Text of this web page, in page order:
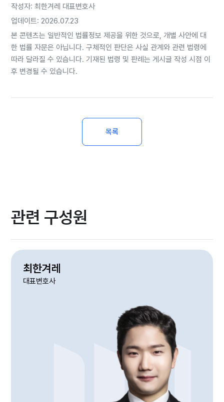
작성자: 최한겨레 대표변호사
업데이트: 2026.07.23
본 콘텐츠는 일반적인 법률정보 제공을 위한 것으로, 개별 사안에 대
한 법률 자문은 아닙니다. 구체적인 판단은 사실 관계와 관련 법령에
따라 달라질 수 있습니다. 기재된 법령 및 판례는 게시글 작성 시점 이
후 변경될 수 있습니다.
목록
관련 구성원
최한겨레
대표변호사